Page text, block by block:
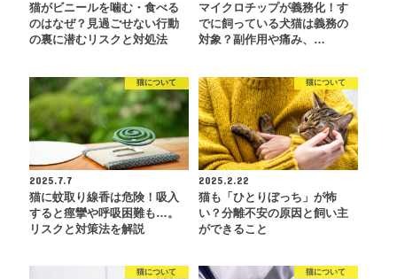
猫がビニールを噛む・食べる
のはなぜ？見過ごせない行動
の裏に潜むリスクと対処法
マイクロチップが義務化！す
でに飼っている犬猫は義務の
対象？副作用や痛み、…
猫について
2025.7.7
猫に蚊取り線香は危険！吸入
すると痙攣や呼吸困難も…。
リスクと対策法を解説
猫について
2025.2.22
猫も「ひとりぼっち」が怖
い？分離不安の原因と飼い主
ができること
猫について 猫について